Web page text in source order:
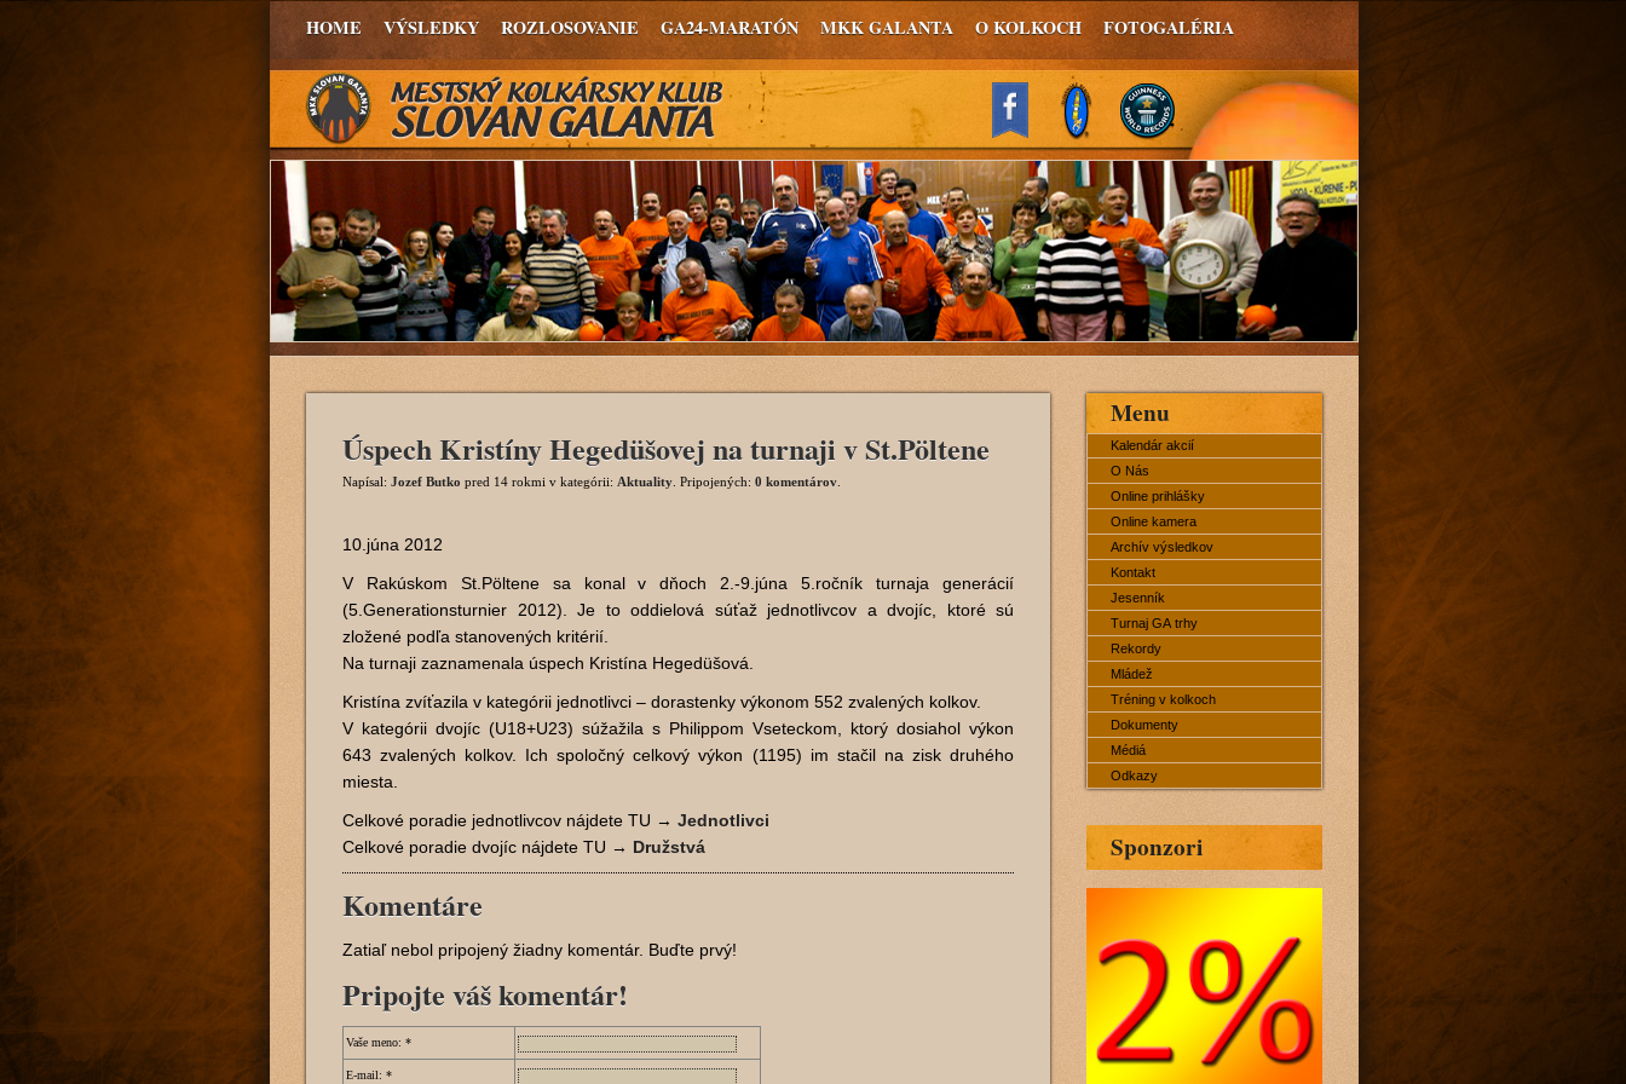
HOME VÝSLEDKY ROZLOSOVANIE GA24-MARATÓN MKK GALANTA O KOLKOCH FOTOGALÉRIA
Úspech Kristíny Hegedüšovej na turnaji v St.Pöltene
Napísal: Jozef Butko pred 14 rokmi v kategórii: Aktuality . Pripojených: 0 komentárov
10.júna 2012
V Rakúskom St.Pöltene sa konal v dňoch 2.-9.júna 5.ročník turnaja generácií
(5.Generationsturnier 2012). Je to oddielová súťaž jednotlivcov a dvojíc, ktoré sú
zložené podľa stanovených kritérií.
Na turnaji zaznamenala úspech Kristína Hegedüšová.
Kristína zvíťazila v kategórii jednotlivci – dorastenky výkonom 552 zvalených kolkov.
V kategórii dvojíc (U18+U23) súžažila s Philippom Vseteckom, ktorý dosiahol výkon
643 zvalených kolkov. Ich spoločný celkový výkon (1195) im stačil na zisk druhého
miesta.
Celkové poradie jednotlivcov nájdete TU → Jednotlivci
Celkové poradie dvojíc nájdete TU → Družstvá
Komentáre
Zatiaľ nebol pripojený žiadny komentár. Buďte prvý!
Pripojte váš komentár!
Vaše meno: *
E-mail: *
Menu
Kalendár akcií
O Nás
Online prihlášky
Online kamera
Archív výsledkov
Kontakt
Jesenník
Turnaj GA trhy
Rekordy
Mládež
Tréning v kolkoch
Dokumenty
Médiá
Odkazy
Sponzori